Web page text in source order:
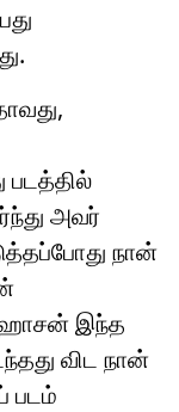
படத்தில்
அவர்
நான்
ஹாசன் இந்த
விட நான்
படம்